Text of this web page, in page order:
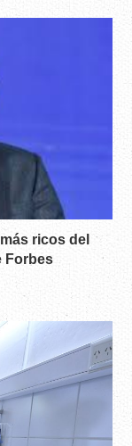
ricos del
Forbes